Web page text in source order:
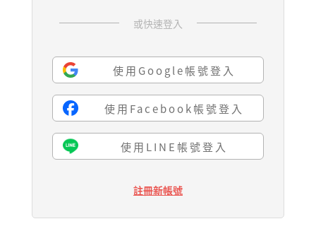
或快速登入
使用Google帳號登入
使用Facebook帳號登入
使用LINE帳號登入
註冊新帳號